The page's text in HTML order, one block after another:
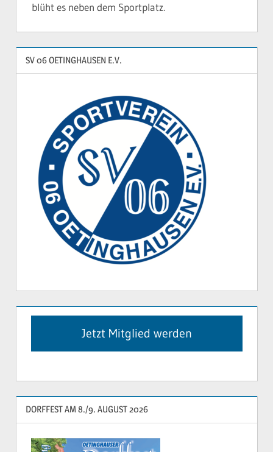
blüht es neben dem Sportplatz.
SV 06 OETINGHAUSEN E.V.
Jetzt Mitglied werden
DORFFEST AM 8./9. AUGUST 2026